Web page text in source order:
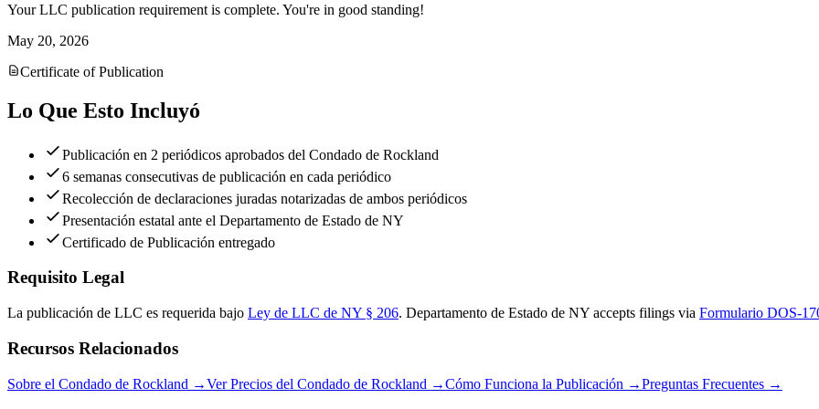
Your LLC publication requirement is complete. You're in good standing!
May 20, 2026
Certificate of Publication
Lo Que Esto Incluyó
Publicación en 2 periódicos aprobados del Condado de Rockland
6 semanas consecutivas de publicación en cada periódico
Recolección de declaraciones juradas notarizadas de ambos periódicos
Presentación estatal ante el Departamento de Estado de NY
Certificado de Publicación entregado
Requisito Legal
La publicación de LLC es requerida bajo Ley de LLC de NY § 206. Departamento de Estado de NY accepts filings via Formulario DOS-
Recursos Relacionados
Sobre el Condado de Rockland →Ver Precios del Condado de Rockland →Cómo Funciona la Publicación →Preguntas Frecuentes →